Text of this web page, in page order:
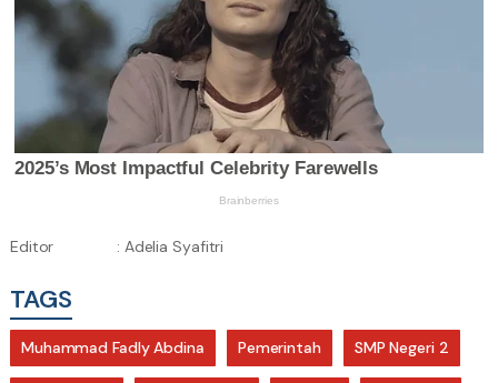
Editor : Adelia Syafitri
TAGS
Muhammad Fadly Abdina Pemerintah SMP Negeri 2